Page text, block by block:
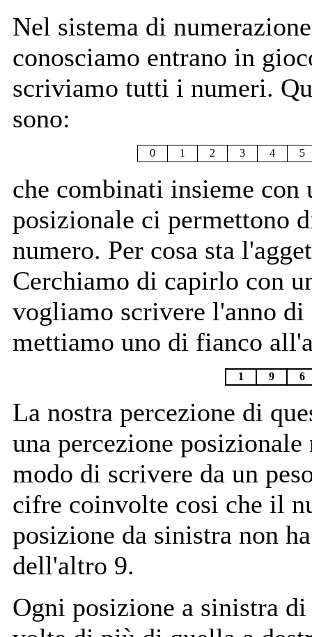
Nel sistema di
conosciamo entrano in
scriviamo tutti i numeri.
sono:
0 1 2 3 4 5
che combinati insieme con
posizionale ci permettono
numero. Per cosa sta
Cerchiamo di capirlo con
vogliamo scrivere l'anno
mettiamo uno di fianco
1 9 6
La nostra percezione di
una percezione posizionale
modo di scrivere da un
cifre coinvolte cosi che il
posizione da sinistra non
dell'altro 9.
Ogni posizione a sinistra